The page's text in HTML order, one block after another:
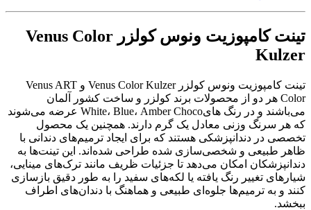
تینت کامپوزیت ونوس کولزر Venus Color
Kulzer
تینت کامپوزیت ونوس کولزر Venus Color Kulzer و Venus ART
Color هر دو از محصولات برند کولزر و ساخت کشور آلمان
می‌باشند و در رنگ هایWhite، Blue، Amber Choco عرضه می‌شوند
که هر سرنگ وزنی معادل یک گرم دارند. همچنین یک محصول
تخصصی در دندانپزشکی هستند که برای ایجاد ترمیم‌های دندانی با
ظاهر طبیعی و شخصی‌سازی شده طراحی شده‌اند. این تینت‌ها به
دندانپزشکان امکان می‌دهد تا جزئیات ظریف مانند ترک‌های مینایی،
شیار‌های تغییر رنگ یافته یا لکه‌های سفید را به طور دقیق بازسازی
کنند و به ترمیم‌ها جلوه‌ای طبیعی و هماهنگ با دندان‌های اطراف
ببخشد.